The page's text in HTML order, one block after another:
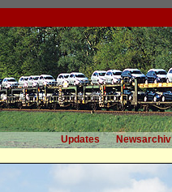
Updates Newsarchiv